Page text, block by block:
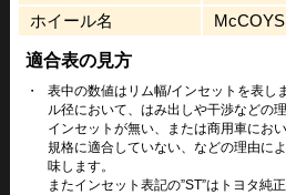
ホイール名
適合表の見方
・
表中の数値はリム幅/インセットを表し
ル径において、はみ出しや干渉などの
インセットが無い、または商用車にお
規格に適合していない、などの理由に
味します。
またインセット表記の”ST”はトヨタ純